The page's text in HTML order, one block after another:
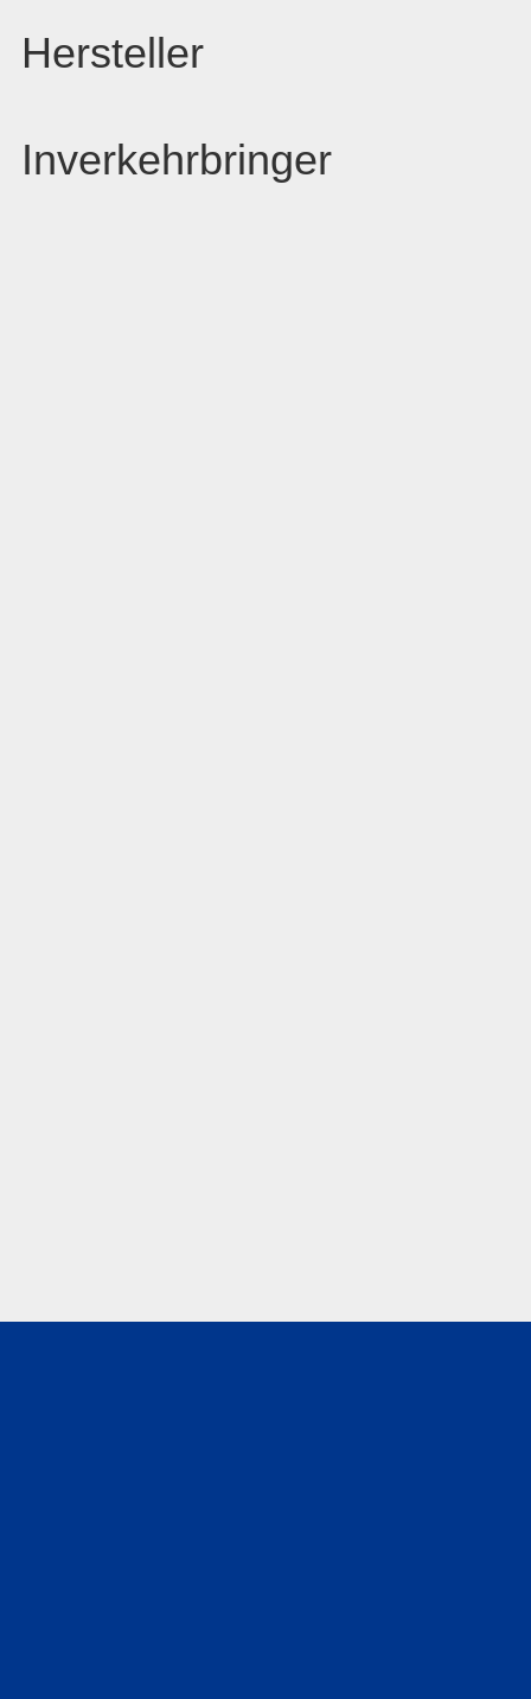
Hersteller
Inverkehrbringer